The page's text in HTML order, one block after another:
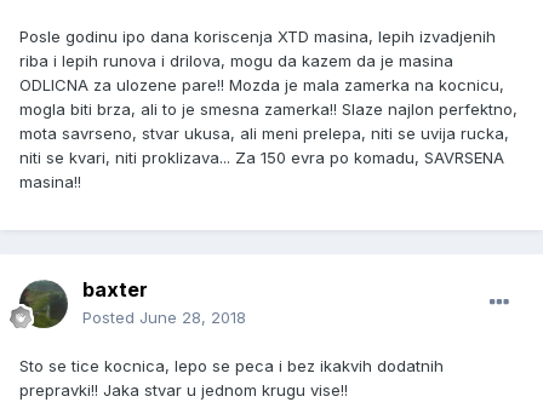
Posle godinu ipo dana koriscenja XTD masina, lepih izvadjenih
riba i lepih runova i drilova, mogu da kazem da je masina
ODLICNA za ulozene pare!! Mozda je mala zamerka na kocnicu,
mogla biti brza, ali to je smesna zamerka!! Slaze najlon perfektno,
mota savrseno, stvar ukusa, ali meni prelepa, niti se uvija rucka,
niti se kvari, niti proklizava... Za 150 evra po komadu, SAVRSENA
masina!!
baxter
Posted June 28, 2018
Sto se tice kocnica, lepo se peca i bez ikakvih dodatnih
prepravki!! Jaka stvar u jednom krugu vise!!